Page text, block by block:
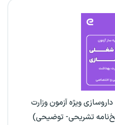
ویژه آزمون وزارت
تشریحی- توضیحی)